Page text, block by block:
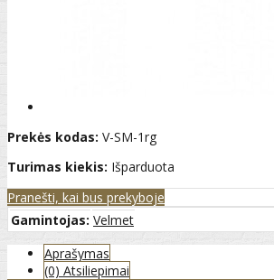
Prekės kodas: V-SM-1rg
Turimas kiekis: Išparduota
Pranešti, kai bus prekyboje
Gamintojas: Velmet
Aprašymas
(0) Atsiliepimai